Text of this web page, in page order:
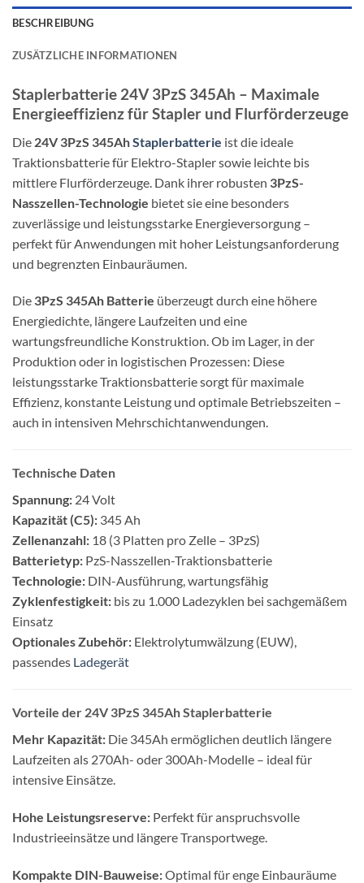
50
BESCHREIBUNG
ZUSÄTZLICHE INFORMATIONEN
Staplerbatterie 24V 3PzS 345Ah – Maximale
Energieeffizienz für Stapler und Flurförderzeuge
Die 24V 3PzS 345AhStaplerbatterie ist die ideale
Traktionsbatterie für Elektro-Stapler sowie leichte bis
mittlere Flurförderzeuge. Dank ihrer robusten 3PzS-
Nasszellen-Technologie bietet sie eine besonders
zuverlässige und leistungsstarke Energieversorgung –
perfekt für Anwendungen mit hoher Leistungsanforderung
und begrenzten Einbauräumen.
Die 3PzS 345Ah Batterie überzeugt durch eine höhere
Energiedichte, längere Laufzeiten und eine
wartungsfreundliche Konstruktion. Ob im Lager, in der
Produktion oder in logistischen Prozessen: Diese
leistungsstarke Traktionsbatterie sorgt für maximale
Effizienz, konstante Leistung und optimale Betriebszeiten –
auch in intensiven Mehrschichtanwendungen.
Technische Daten
Spannung: 24 Volt
Kapazität (C5): 345 Ah
Zellenanzahl: 18 (3 Platten pro Zelle – 3PzS)
Batterietyp: PzS-Nasszellen-Traktionsbatterie
Technologie: DIN-Ausführung, wartungsfähig
Zyklenfestigkeit: bis zu 1.000 Ladezyklen bei sachgemäßem
Einsatz
Optionales Zubehör: Elektrolytumwälzung (EUW),
passendes Ladegerät
Vorteile der 24V 3PzS 345Ah Staplerbatterie
Mehr Kapazität: Die 345Ah ermöglichen deutlich längere
Laufzeiten als 270Ah- oder 300Ah-Modelle – ideal für
intensive Einsätze.
Hohe Leistungsreserve: Perfekt für anspruchsvolle
Industrieeinsätze und längere Transportwege.
Kompakte DIN-Bauweise:Optimal für enge Einbauräume